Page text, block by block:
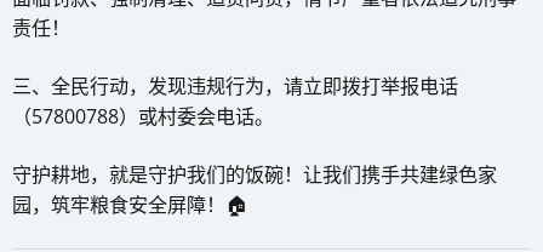
责任！
三、全民行动，发现违规行为，请立即拨打举报电话
（57800788）或村委会电话。
守护耕地，就是守护我们的饭碗！让我们携手共建绿色家
园，筑牢粮食安全屏障！🏠